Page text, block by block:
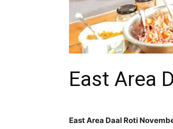
East Area
East Area Daal Roti